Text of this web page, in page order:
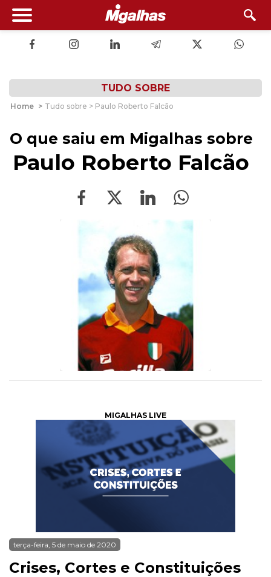
TUDO SOBRE
Home > Tudo sobre > Paulo Roberto Falcão
O que saiu em Migalhas sobre
Paulo Roberto Falcão
MIGALHAS LIVE
terça-feira, 5 de maio de 2020
Crises, Cortes e Constituições